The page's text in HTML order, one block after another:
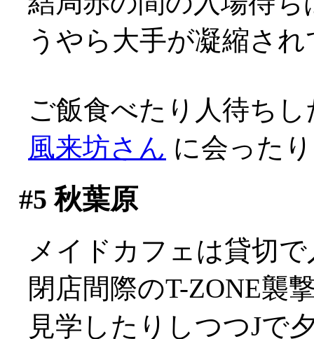
うやら大手が凝縮さ
ご飯食べたり人待ち
風来坊さん に会った
#5 秋葉原
メイドカフェは貸切
閉店間際のT-ZONE襲
見学したりしつつJで